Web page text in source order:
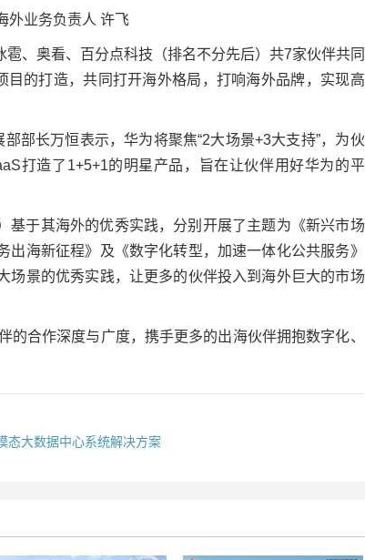
外业务负责人 许飞
、奥看、百分点科技（排名不分先后）共7家伙伴共同
目的打造，共同打开海外格局，打响海外品牌，实现高
部长万恒表示，华为将聚焦“2大场景+3大支持”，为伙
打造了1+5+1的明星产品，旨在让伙伴用好华为的平
基于其海外的优秀实践，分别开展了主题为《新兴市场
海新征程》及《数字化转型，加速一体化公共服务》
场景的优秀实践，让更多的伙伴投入到海外巨大的市场
的合作深度与广度，携手更多的出海伙伴拥抱数字化、
态大数据中心系统解决方案